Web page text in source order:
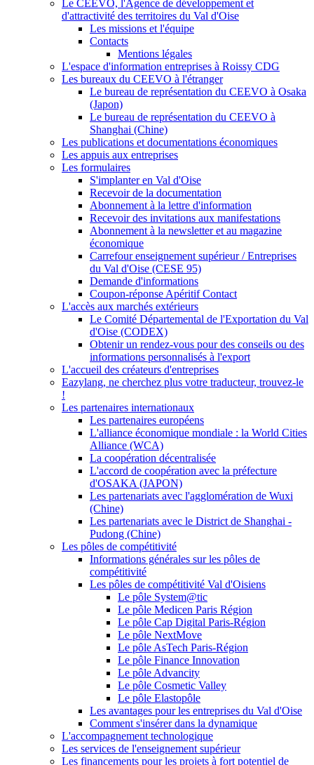
Le CEEVO, l'Agence de développement et
d'attractivité des territoires du Val d'Oise
Les missions et l'équipe
Contacts
Mentions légales
L'espace d'information entreprises à Roissy CDG
Les bureaux du CEEVO à l'étranger
Le bureau de représentation du CEEVO à Osaka
(Japon)
Le bureau de représentation du CEEVO à
Shanghai (Chine)
Les publications et documentations économiques
Les appuis aux entreprises
Les formulaires
S'implanter en Val d'Oise
Recevoir de la documentation
Abonnement à la lettre d'information
Recevoir des invitations aux manifestations
Abonnement à la newsletter et au magazine
économique
Carrefour enseignement supérieur / Entreprises
du Val d'Oise (CESE 95)
Demande d'informations
Coupon-réponse Apéritif Contact
L'accès aux marchés extérieurs
Le Comité Départemental de l'Exportation du Val
d'Oise (CODEX)
Obtenir un rendez-vous pour des conseils ou des
informations personnalisés à l'export
L'accueil des créateurs d'entreprises
Eazylang, ne cherchez plus votre traducteur, trouvez-le
!
Les partenaires internationaux
Les partenaires européens
L'alliance économique mondiale : la World Cities
Alliance (WCA)
La coopération décentralisée
L'accord de coopération avec la préfecture
d'OSAKA (JAPON)
Les partenariats avec l'agglomération de Wuxi
(Chine)
Les partenariats avec le District de Shanghai -
Pudong (Chine)
Les pôles de compétitivité
Informations générales sur les pôles de
compétitivité
Les pôles de compétitivité Val d'Oisiens
Le pôle System@tic
Le pôle Medicen Paris Région
Le pôle Cap Digital Paris-Région
Le pôle NextMove
Le pôle AsTech Paris-Région
Le pôle Finance Innovation
Le pôle Advancity
Le pôle Cosmetic Valley
Le pôle Elastopôle
Les avantages pour les entreprises du Val d'Oise
Comment s'insérer dans la dynamique
L'accompagnement technologique
Les services de l'enseignement supérieur
Les financements pour les projets à fort potentiel de